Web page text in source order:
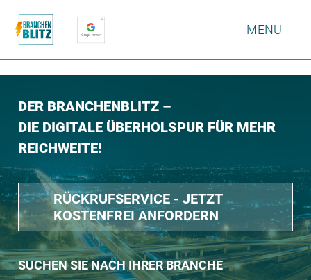
MENU
DER BRANCHENBLITZ –
DIE DIGITALE ÜBERHOLSPUR FÜR MEHR
REICHWEITE!
RÜCKRUFSERVICE - JETZT
KOSTENFREI ANFORDERN
SUCHEN SIE NACH IHRER BRANCHE